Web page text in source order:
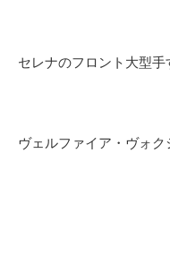
セレナのフロント大型手
ヴェルファイア・ヴォ